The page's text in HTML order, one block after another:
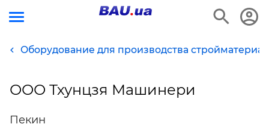
Оборудование для производства
ООО Тхунцзя Машинери
Пекин